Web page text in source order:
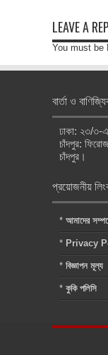
LEAVE A
You must be
বার্তা ও
ঢাকা: ২৩/৩-
চাঁদপুর:
চাঁদপুর।
প্রয়োজনীয়
* আমাদের
* Privacy
* বিজ্ঞাপন মূল্য
* কুকি পলিসি